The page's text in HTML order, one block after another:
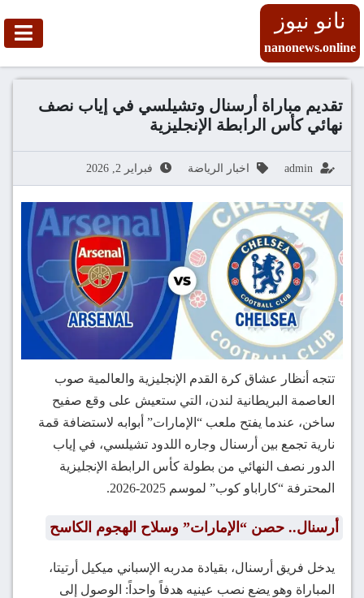
نانو نيوز
nanonews.online
تقديم مباراة أرسنال وتشيلسي في إياب نصف
نهائي كأس الرابطة الإنجليزية
admin اخبار الرياضة فبراير 2, 2026
تتجه أنظار عشاق كرة القدم الإنجليزية والعالمية صوب
العاصمة البريطانية لندن، التي ستعيش على وقع صفيح
ساخن، عندما يفتح ملعب “الإمارات” أبوابه لاستضافة قمة
نارية تجمع بين أرسنال وجاره اللدود تشيلسي، في إياب
الدور نصف النهائي من بطولة كأس الرابطة الإنجليزية
المحترفة “كاراباو كوب” لموسم 2025-2026.
أرسنال.. حصن “الإمارات” وسلاح الهجوم الكاسح
يدخل فريق أرسنال، بقيادة مدربه الإسباني ميكيل أرتيتا،
المباراة وهو يضع نصب عينيه هدفاً واحداً: الوصول إلى